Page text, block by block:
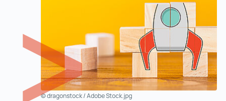
© dragonstock / Adobe Stock.jpg